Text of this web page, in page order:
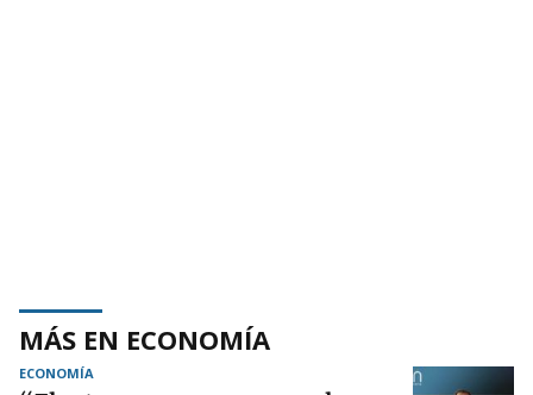
MÁS EN ECONOMÍA
ECONOMÍA